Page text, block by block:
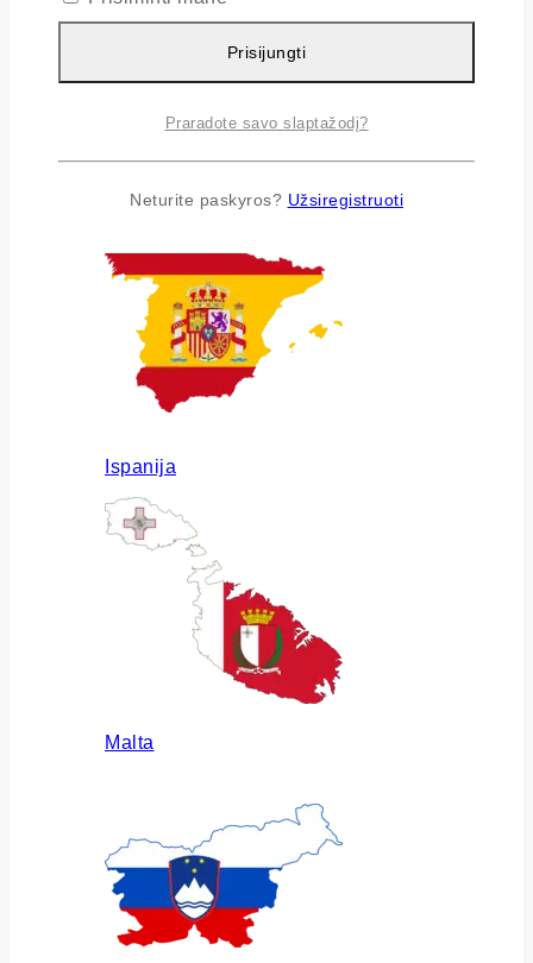
Airija
Ispanija
Malta
Prisijungti
Praradote savo slaptažodį?
Neturite paskyros? Užsiregistruoti